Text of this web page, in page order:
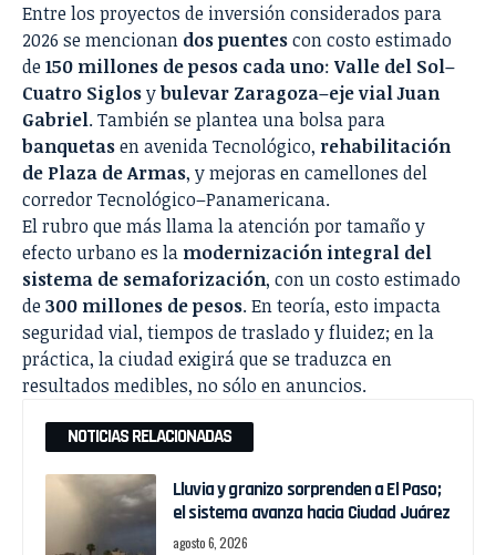
Entre los proyectos de inversión considerados para
2026 se mencionan dos puentescon costo estimado
de150 millones de pesos cada uno:Valle del Sol–
Cuatro Siglosybulevar Zaragoza–eje vial Juan
Gabriel. También se plantea una bolsa para
banquetasen avenida Tecnológico, rehabilitación
de Plaza de Armas, y mejoras en camellones del
corredor Tecnológico–Panamericana.
El rubro que más llama la atención por tamaño y
efecto urbano es la modernización integral del
sistema de semaforización, con un costo estimado
de300 millones de pesos. En teoría, esto impacta
seguridad vial, tiempos de traslado y fluidez; en la
práctica, la ciudad exigirá que se traduzca en
resultados medibles, no sólo en anuncios.
NOTICIAS RELACIONADAS
Lluvia y granizo sorprenden a El Paso;
el sistema avanza hacia Ciudad Juárez
agosto 6, 2026